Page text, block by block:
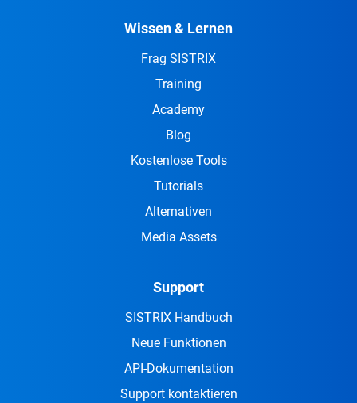
Wissen & Lernen
Frag SISTRIX
Training
Academy
Blog
Kostenlose Tools
Tutorials
Alternativen
Media Assets
Support
SISTRIX Handbuch
Neue Funktionen
API-Dokumentation
Support kontaktieren